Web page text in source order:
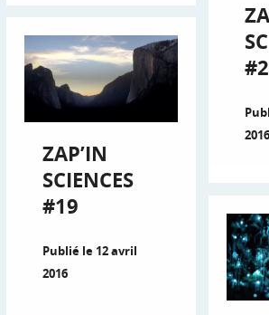
2016
ZAP’IN
SCIENCES
#19
Publié le 12 avril
2016